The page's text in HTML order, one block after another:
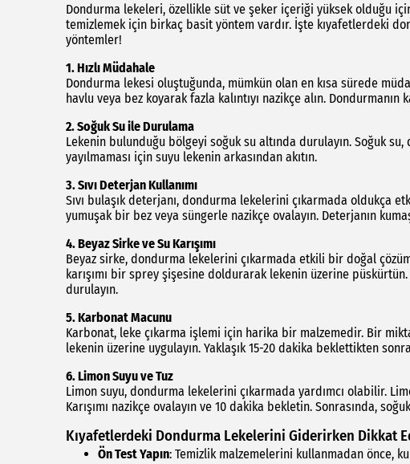
Dondurma lekeleri, özellikle süt ve şeker içeriği yüksek olduğu
temizlemek için birkaç basit yöntem vardır. İşte kıyafetlerdeki
yöntemler!
1.Hızlı Müdahale
Dondurma lekesi oluştuğunda, mümkün olan en kısa sürede
havlu veya bez koyarak fazla kalıntıyı nazikçe alın.
2.Soğuk Su ile Durulama
Lekenin bulunduğu bölgeyi soğuk su altında durulayın. Soğuk
yayılmaması için suyu lekenin arkasından akıtın.
3.Sıvı Deterjan Kullanımı
Sıvı bulaşık deterjanı, dondurma lekelerini çıkarmada oldukça
yumuşak bir bez veya süngerle nazikçe ovalayın. Deterjanın
4.Beyaz Sirke ve Su Karışımı
Beyaz sirke, dondurma lekelerini çıkarmada etkili bir doğal
karışımı bir sprey şişesine doldurarak lekenin üzerine
durulayın.
5.Karbonat Macunu
Karbonat, leke çıkarma işlemi için harika bir malzemedir. Bir
lekenin üzerine uygulayın. Yaklaşık 15-20 dakika beklettikten
6.Limon Suyu ve Tuz
Limon suyu, dondurma lekelerini çıkarmada yardımcı olabilir.
Karışımı nazikçe ovalayın ve 10 dakika bekletin. Sonrasında,
Kıyafetlerdeki Dondurma Lekelerini Giderirken Dikkat
Ön Test Yapın: Temizlik malzemelerini kullanmadan önce,